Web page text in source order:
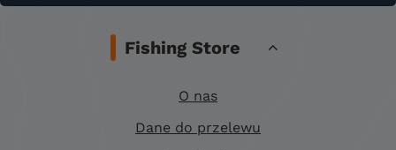
Fishing Store
O nas
Dane do przelewu